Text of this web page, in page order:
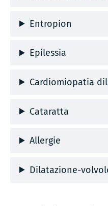
Entropion
Epilessia
Cardiomiopatia
Cataratta
Allergie
Dilatazione-